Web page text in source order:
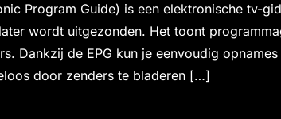
Program Guide) is een elektronische tv-
wordt uitgezonden. Het toont
Dankzij de EPG kun je eenvoudig
door zenders te bladeren […]